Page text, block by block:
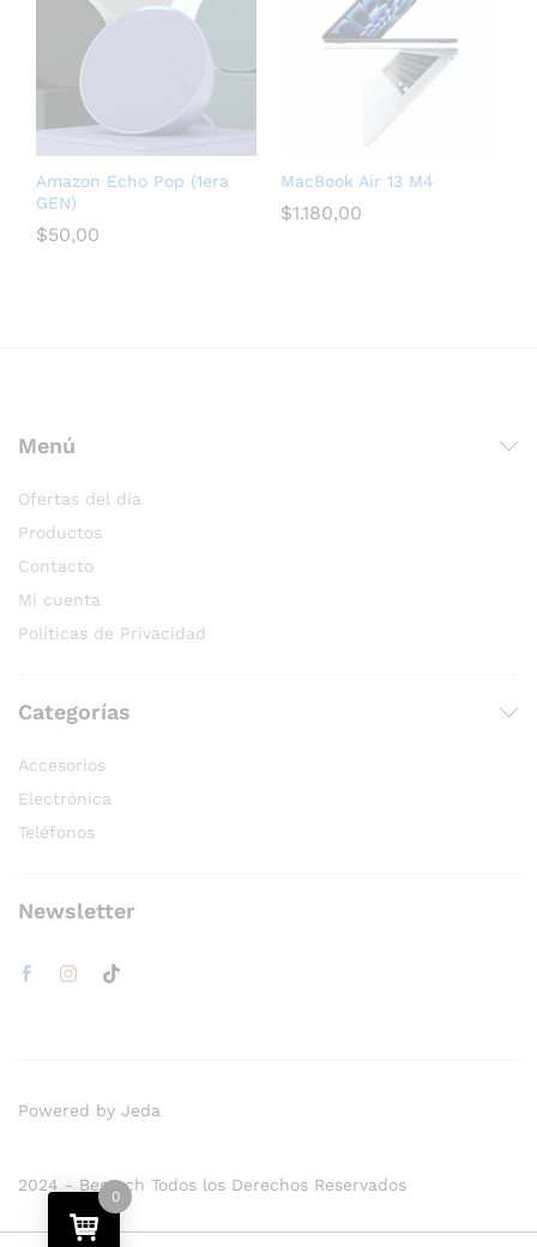
Amazon Echo Pop (1era
GEN)
$50,00
MacBook Air 13 M4
$1.180,00
Menú
Ofertas del día
Productos
Contacto
Mi cuenta
Políticas de Privacidad
Categorías
Accesorios
Electrónica
Teléfonos
Newsletter
2024 - Bestech Todos los Derechos Reservados
Powered by Jeda
0